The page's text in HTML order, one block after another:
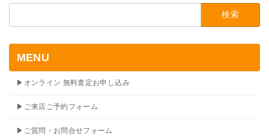
索:
MENU
▶オンライン 無料査定お申し込み
▶ご来店ご予約フォーム
▶ご質問・お問合せフォーム